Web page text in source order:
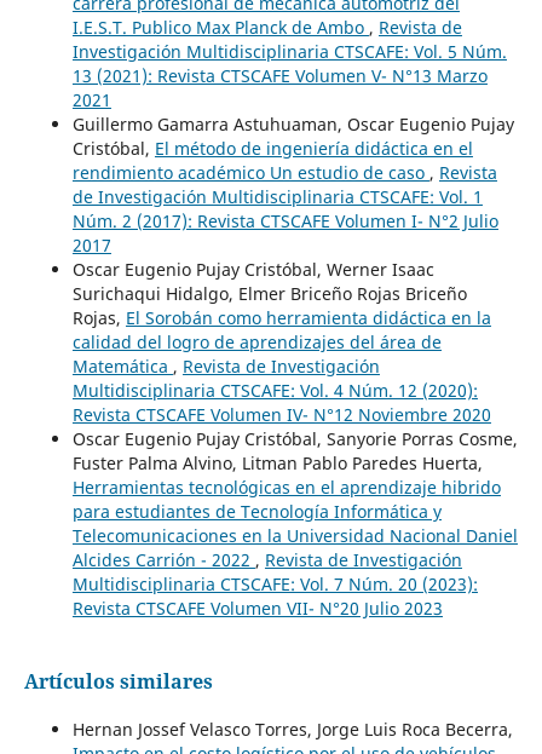
I.E.S.T. Publico Max Planck de Ambo , Revista de
Investigación Multidisciplinaria CTSCAFE: Vol. 5 Núm.
13 (2021): Revista CTSCAFE Volumen V- N°13 Marzo
2021
Guillermo Gamarra Astuhuaman, Oscar Eugenio Pujay
Cristóbal, El método de ingeniería didáctica en el
rendimiento académico Un estudio de caso , Revista
de Investigación Multidisciplinaria CTSCAFE: Vol. 1
Núm. 2 (2017): Revista CTSCAFE Volumen I- N°2 Julio
2017
Oscar Eugenio Pujay Cristóbal, Werner Isaac
Surichaqui Hidalgo, Elmer Briceño Rojas Briceño
Rojas, El Sorobán como herramienta didáctica en la
calidad del logro de aprendizajes del área de
Matemática , Revista de Investigación
Multidisciplinaria CTSCAFE: Vol. 4 Núm. 12 (2020):
Revista CTSCAFE Volumen IV- N°12 Noviembre 2020
Oscar Eugenio Pujay Cristóbal, Sanyorie Porras Cosme,
Fuster Palma Alvino, Litman Pablo Paredes Huerta,
Herramientas tecnológicas en el aprendizaje hibrido
para estudiantes de Tecnología Informática y
Telecomunicaciones en la Universidad Nacional Daniel
Alcides Carrión - 2022 , Revista de Investigación
Multidisciplinaria CTSCAFE: Vol. 7 Núm. 20 (2023):
Revista CTSCAFE Volumen VII- N°20 Julio 2023
Artículos similares
Hernan Jossef Velasco Torres, Jorge Luis Roca Becerra,